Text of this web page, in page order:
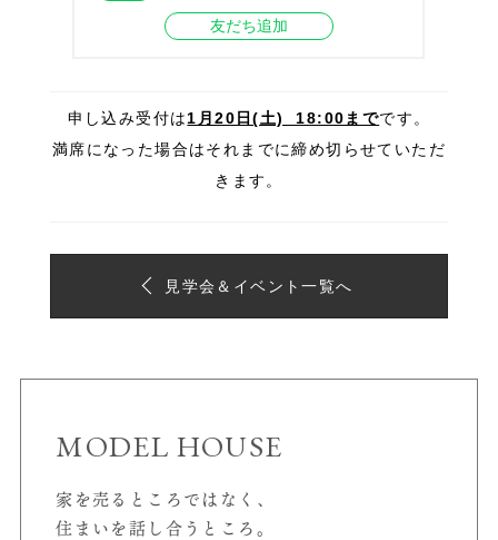
友だち追加
申し込み受付は1月20 日(土) 18:00までです。
満席になった場合はそれまでに締め切らせていただ
きます。
見学会＆イベント一覧へ
MODEL HOUSE
家を売るところではなく、
住まいを話し合うところ。